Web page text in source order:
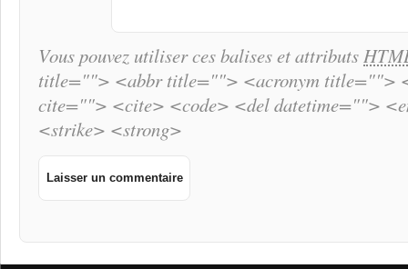
Vous pouvez utiliser ces balises et attributs
title=""> <abbr title=""> <acronym title="">
cite=""> <cite> <code> <del datetime="">
<strike> <strong>